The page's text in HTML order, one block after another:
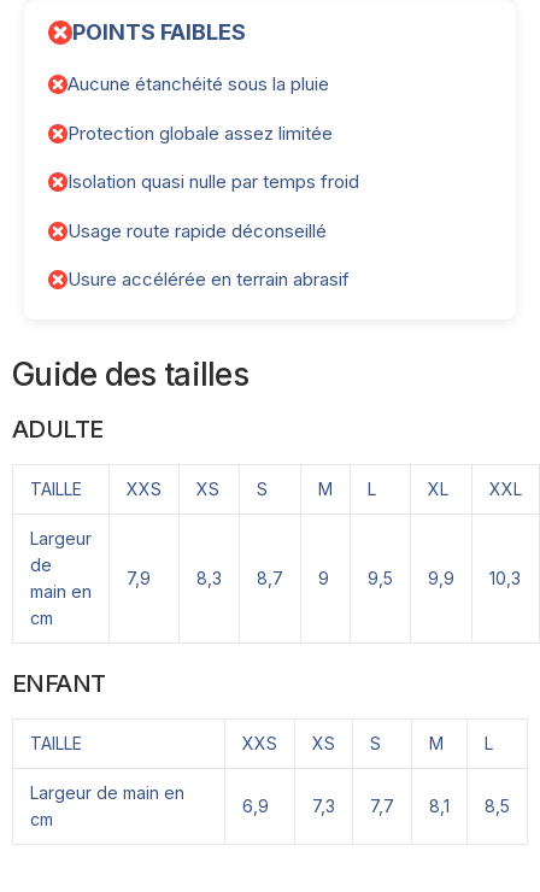
POINTS FAIBLES
Aucune étanchéité sous la pluie
Protection globale assez limitée
Isolation quasi nulle par temps froid
Usage route rapide déconseillé
Usure accélérée en terrain abrasif
Guide des tailles
ADULTE
TAILLE XXS XS S M L XL XXL
Largeur
de
main en
cm
7,9 8,3 8,7 9 9,5 9,9 10,3
ENFANT
TAILLE XXS XS S M L
Largeur de main en
cm
6,9 7,3 7,7 8,1 8,5